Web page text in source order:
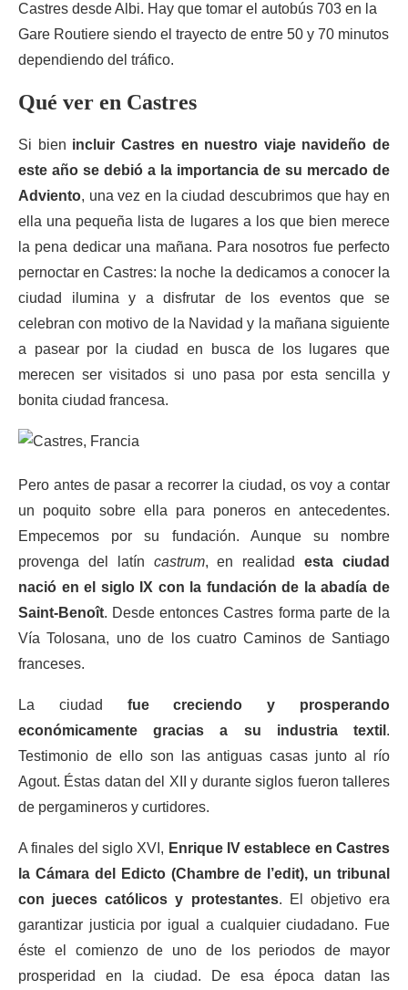
Castres desde Albi. Hay que tomar el autobús 703 en la
Gare Routiere siendo el trayecto de entre 50 y 70 minutos
dependiendo del tráfico.
Qué ver en Castres
Si bien incluir Castres en nuestro viaje navideño de
este año se debió a la importancia de su mercado de
Adviento, una vez en la ciudad descubrimos que hay en
ella una pequeña lista de lugares a los que bien merece
la pena dedicar una mañana. Para nosotros fue perfecto
pernoctar en Castres: la noche la dedicamos a conocer la
ciudad ilumina y a disfrutar de los eventos que se
celebran con motivo de la Navidad y la mañana siguiente
a pasear por la ciudad en busca de los lugares que
merecen ser visitados si uno pasa por esta sencilla y
bonita ciudad francesa.
Pero antes de pasar a recorrer la ciudad, os voy a contar
un poquito sobre ella para poneros en antecedentes.
Empecemos por su fundación. Aunque su nombre
provenga del latín castrum, en realidadesta ciudad
nació en el siglo IX con la fundación de la abadía de
Saint-Benoît. Desde entonces Castres forma parte de la
Vía Tolosana, uno de los cuatro Caminos de Santiago
franceses.
La ciudad fue creciendo y prosperando
económicamente gracias a su industria textil .
Testimonio de ello son las antiguas casas junto al río
Agout. Éstas datan del XII y durante siglos fueron talleres
de pergamineros y curtidores.
A finales del siglo XVI, Enrique IV establece en Castres
la Cámara del Edicto (Chambre de l’edit), un tribunal
con jueces católicos y protestantes. El objetivo era
garantizar justicia por igual a cualquier ciudadano. Fue
éste el comienzo de uno de los periodos de mayor
prosperidad en la ciudad. De esa época datan las